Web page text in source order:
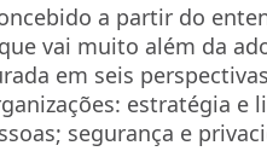
a partir do
vai muito além da
em seis
estratégia e
segurança e